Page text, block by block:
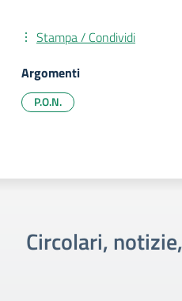
Stampa / Condividi
Argomenti
P.O.N.
Circolari,